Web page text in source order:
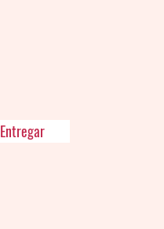
Entregar